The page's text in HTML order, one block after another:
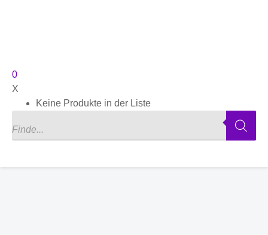
0
X
Keine Produkte in der Liste